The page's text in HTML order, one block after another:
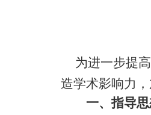
为进一步提
造学术影响力
一、指导思